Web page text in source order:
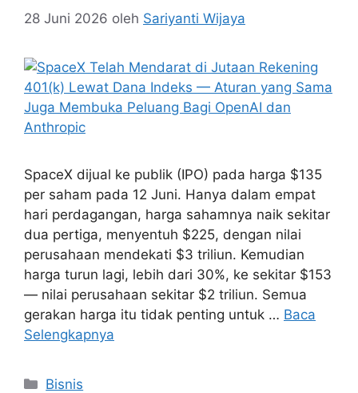
28 Juni 2026 oleh Sariyanti Wijaya
SpaceX dijual ke publik (IPO) pada harga $135
per saham pada 12 Juni. Hanya dalam empat
hari perdagangan, harga sahamnya naik sekitar
dua pertiga, menyentuh $225, dengan nilai
perusahaan mendekati $3 triliun. Kemudian
harga turun lagi, lebih dari 30%, ke sekitar $153
— nilai perusahaan sekitar $2 triliun. Semua
gerakan harga itu tidak penting untuk … Baca
Selengkapnya
Kategori
Bisnis